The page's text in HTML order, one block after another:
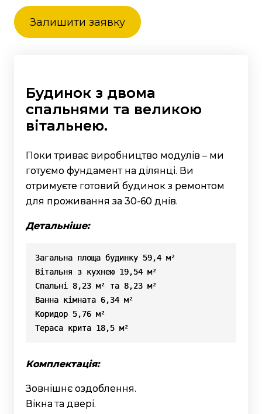
Залишити заявку
Будинок з двома
спальнями та великою
вітальнею.
Поки триває виробництво модулів – ми
готуємо фундамент на ділянці. Ви
отримуєте готовий будинок з ремонтом
для проживання за 30-60 днів.
Детальніше:
Загальна площа будинку 59,4 м²
Вітальня з кухнею 19,54 м²
Спальні 8,23 м² та 8,23 м²
Ванна кімната 6,34 м²
Коридор 5,76 м²
Тераса крита 18,5 м²
Комплектація:
Зовнішнє оздоблення.
Вікна та двері.